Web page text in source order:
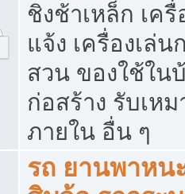
ชิงช้าเหล็ก เค
แจ้ง เครื่องเล่น
สวน ของใช้ใน
ก่อสร้าง รับเห
ภายใน อื่น ๆ
รถ ยานพาหน